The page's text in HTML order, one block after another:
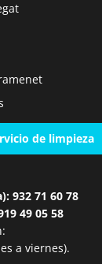
de limpieza
932 71 60 78
49 05 58
a viernes).